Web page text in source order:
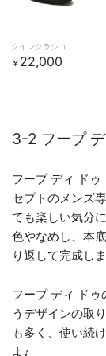
クインクラシコ
￥ 22,000
3-2 フープ
フープ ディ ド
セプトのメンズ
ても楽しい気分
色やなめし、本
り返して完成しま
フープ ディ ド
うデザインの取
も多く、使い続
よ♪